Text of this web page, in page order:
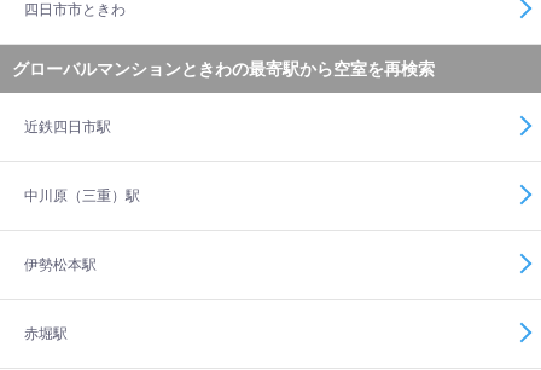
四日市市ときわ
グローバルマンションときわの最寄駅から空室を再検索
近鉄四日市駅
中川原（三重）駅
伊勢松本駅
赤堀駅